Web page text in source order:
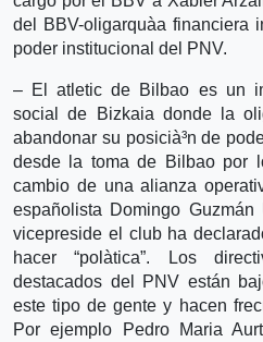
del BBV-oligarquà­a financiera
poder institucional del PNV.
– El atletic de Bilbao es un
social de Bizkaia donde la
abandonar su posicià³n de
desde la toma de Bilbao por
cambio de una alianza
españolista Domingo Guzmán
vicepreside el club ha
hacer “polà­tica”. Los
destacados del PNV están
este tipo de gente y hacen
Por ejemplo Pedro Maria